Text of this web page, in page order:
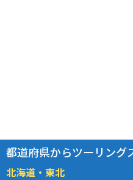
都道府県からツーリング
北海道・東北